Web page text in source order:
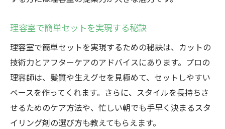
理容室で簡単セットを実現する秘訣
理容室で簡単セットを実現するための秘訣は、カットの
技術力とアフターケアのアドバイスにあります。プロの
理容師は、髪質や生えグセを見極めて、セットしやすい
ベースを作ってくれます。さらに、スタイルを長持ちさ
せるためのケア方法や、忙しい朝でも手早く決まるスタ
イリング剤の選び方も教えてもらえます。